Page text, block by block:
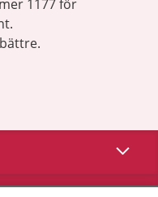
1177 för
Visa
Visa